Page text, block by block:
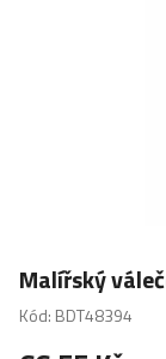
Malířský
Kód: BDT48394